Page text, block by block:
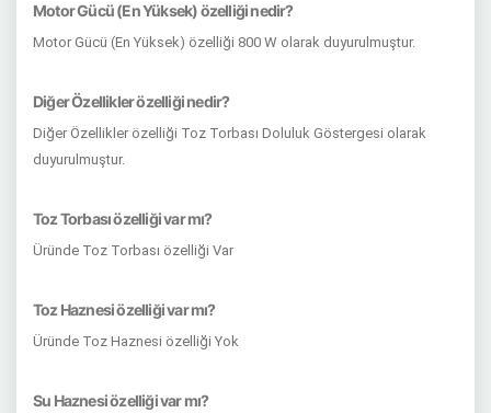
Motor Gücü (En Yüksek) özelliği nedir?
Motor Gücü (En Yüksek) özelliği 800 W olarak duyurulmuştur.
Diğer Özellikler özelliği nedir?
Diğer Özellikler özelliği Toz Torbası Doluluk Göstergesi olarak
duyurulmuştur.
Toz Torbası özelliği var mı?
Üründe Toz Torbası özelliği Var
Toz Haznesi özelliği var mı?
Üründe Toz Haznesi özelliği Yok
Su Haznesi özelliği var mı?